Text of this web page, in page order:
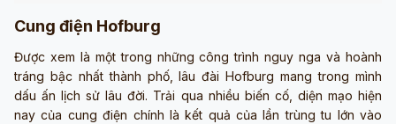
Cung điện Hofburg
Được xem là một trong những công trình nguy nga và hoành
tráng bậc nhất thành phố, lâu đài Hofburg mang trong mình
dấu ấn lịch sử lâu đời. Trải qua nhiều biến cố, diện mạo hiện
nay của cung điện chính là kết quả của lần trùng tu lớn vào